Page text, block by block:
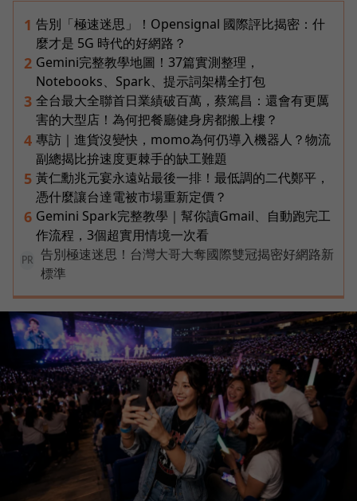
1 告別「極速迷思」！Opensignal 國際評比揭密：什
麼才是 5G 時代的好網路？
2 Gemini完整教學地圖！37篇實測整理，
Notebooks、Spark、提示詞架構全打包
3 全台最大全聯首日業績破百萬，蔡篤昌：還會有更厲
害的大型店！為何把餐廳健身房都搬上樓？
4 專訪｜進貨沒變快，momo為何仍導入機器人？物流
副總揭比拚速度更棘手的缺工難題
5 黃仁勳兆元宴永遠站最後一排！最低調的二代鄭平，
憑什麼讓台達電被市場重新定價？
6 Gemini Spark完整教學｜幫你讀Gmail、自動跑完工
作流程，3個超實用情境一次看
PR
告別極速迷思！台灣大哥大奪國際雙冠揭密好網路新
標準